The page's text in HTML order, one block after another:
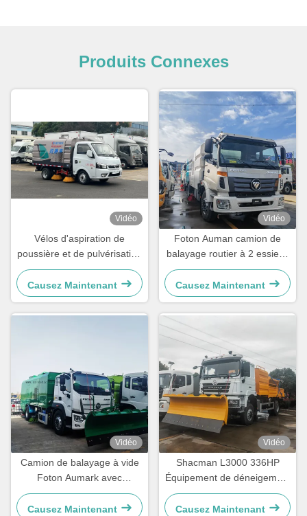
Produits Connexes
Vidéo
Vélos d'aspiration de
poussière et de pulvérisation
d'eau
Causez Maintenant
Vidéo
Foton Auman camion de
balayage routier à 2 essieux
camion de balayage de rue
à vide
Causez Maintenant
Vidéo
Camion de balayage à vide
Foton Aumark avec
déneigeur
Causez Maintenant
Vidéo
Shacman L3000 336HP
Équipement de déneigement
pour chasse-neige Ploue
Voiture Chariot balayeur de
Causez Maintenant